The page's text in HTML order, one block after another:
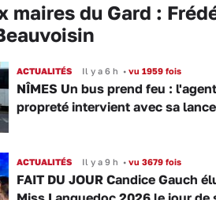
maires du Gard :
ACTUALITÉS Il y a 6 h •vu 1959 fois
NÎMES Un bus prend feu :
propreté intervient avec sa lance
ACTUALITÉS Il y a 9 h •vu 3679 fois
FAIT DU JOUR Candice Gauch